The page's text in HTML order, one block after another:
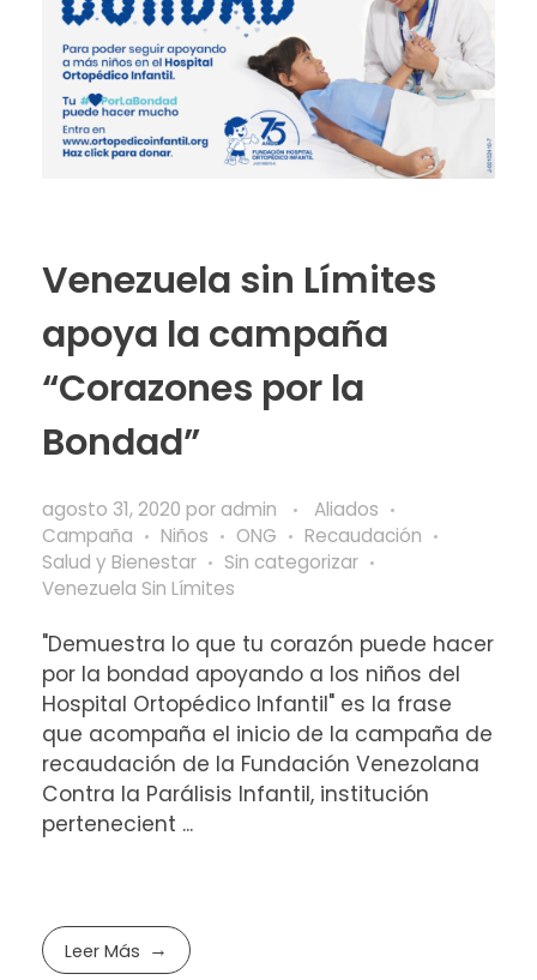
Venezuela sin Límites
apoya la campaña
“Corazones por la
Bondad”
agosto 31, 2020 por admin
Aliados
Campaña
Niños ONG
Recaudación
Salud y Bienestar
Sin categorizar
Venezuela Sin Límites
"Demuestra lo que tu corazón puede hacer
por la bondad apoyando a los niños del
Hospital Ortopédico Infantil" es la frase
que acompaña el inicio de la campaña de
recaudación de la Fundación Venezolana
Contra la Parálisis Infantil, institución
pertenecient ...
Leer Más